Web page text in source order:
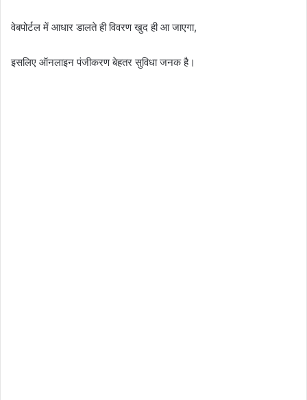
वेबपोर्टल में आधार डालते ही विवरण खुद ही आ जाएगा,
इसलिए ऑनलाइन पंजीकरण बेहतर सुविधा जनक है।